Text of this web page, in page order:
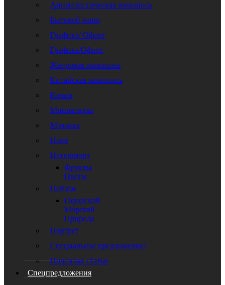
Анималистическая живопись
Бытовой жанр
Графика/ Офорт
Графика/Офорт
Жанровая живопись
Китайская живопись
Копии
Миниатюры
Мозаика
Наив
Натюрморт
Фрукты
Цветы
Пейзаж
Городской
Морской
Природа
Портрет
Специальное предложение!
Полезные статьи
Спецпредложения